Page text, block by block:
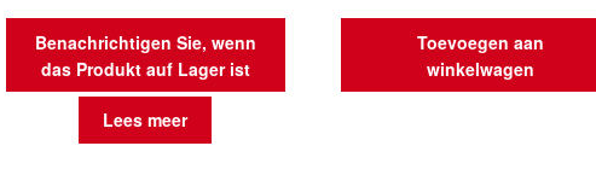
Benachrichtigen Sie, wenn
das Produkt auf Lager ist
Lees meer
Toevoegen aan
winkelwagen